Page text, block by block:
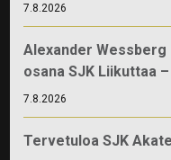
7.8.2026
Alexander
osana SJK Liikuttaa
7.8.2026
Tervetuloa SJK